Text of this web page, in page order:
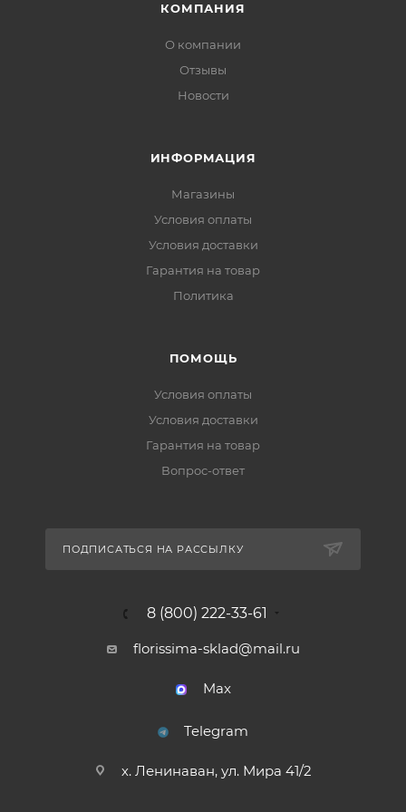
КОМПАНИЯ
О компании
Отзывы
Новости
ИНФОРМАЦИЯ
Магазины
Условия оплаты
Условия доставки
Гарантия на товар
Политика
ПОМОЩЬ
Условия оплаты
Условия доставки
Гарантия на товар
Вопрос-ответ
ПОДПИСАТЬСЯ НА РАССЫЛКУ
8 (800) 222-33-61
florissima-sklad@mail.ru
Max
Telegram
х. Ленинаван, ул. Мира 41/2